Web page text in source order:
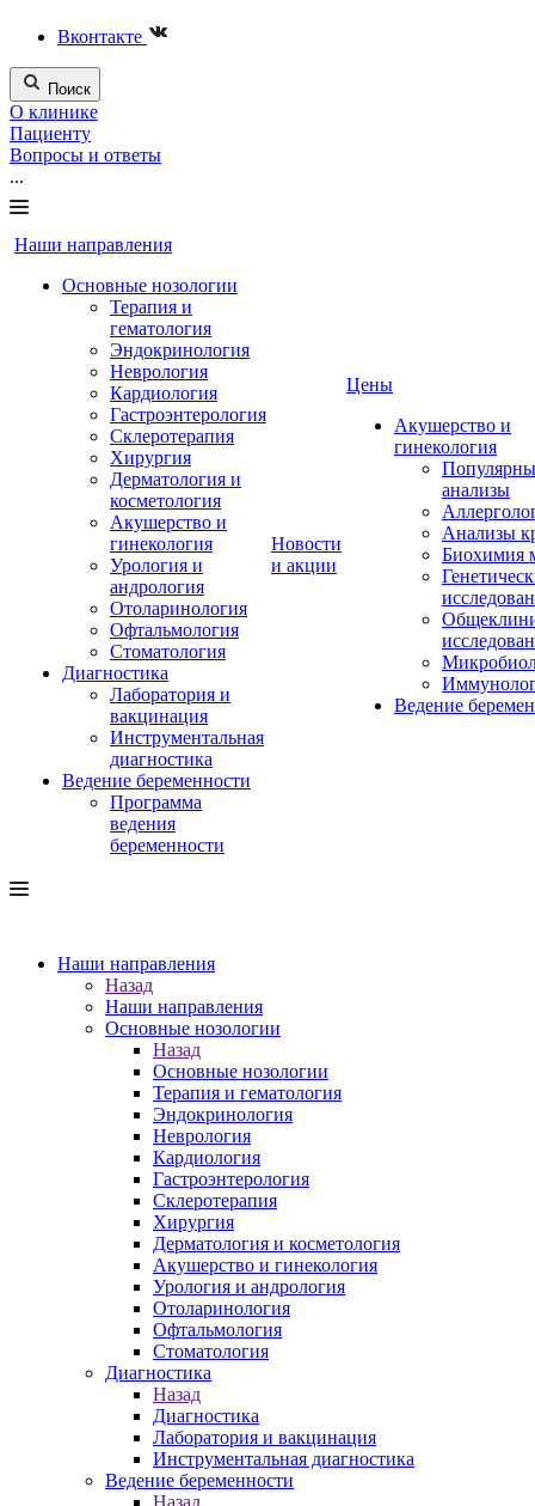
Вконтакте
Поиск
О клинике
Пациенту
Вопросы и ответы
...
Наши направления
Основные нозологии
Терапия и
гематология
Эндокринология
Неврология
Кардиология
Гастроэнтерология
Склеротерапия
Хирургия
Дерматология и
косметология
Акушерство и
гинекология
Урология и
андрология
Отоларинология
Офтальмология
Стоматология
Диагностика
Лаборатория и
вакцинация
Инструментальная
диагностика
Ведение беременности
Программа
ведения
беременности
Новости
и акции
Цены
Акушерство и
гинекология
анализы
Анализы
Биохимия
Ведение
Наши направления
Назад
Наши направления
Основные нозологии
Назад
Основные нозологии
Терапия и гематология
Эндокринология
Неврология
Кардиология
Гастроэнтерология
Склеротерапия
Хирургия
Дерматология и косметология
Акушерство и гинекология
Урология и андрология
Отоларинология
Офтальмология
Стоматология
Диагностика
Назад
Диагностика
Лаборатория и вакцинация
Инструментальная диагностика
Ведение беременности
Назад